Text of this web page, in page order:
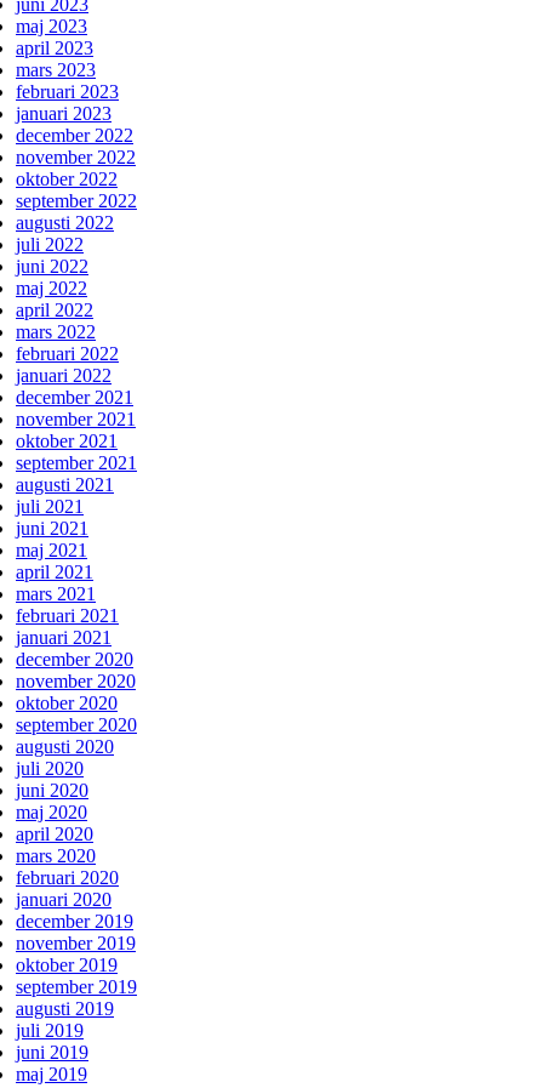
juni 2023
maj 2023
april 2023
mars 2023
februari 2023
januari 2023
december 2022
november 2022
oktober 2022
september 2022
augusti 2022
juli 2022
juni 2022
maj 2022
april 2022
mars 2022
februari 2022
januari 2022
december 2021
november 2021
oktober 2021
september 2021
augusti 2021
juli 2021
juni 2021
maj 2021
april 2021
mars 2021
februari 2021
januari 2021
december 2020
november 2020
oktober 2020
september 2020
augusti 2020
juli 2020
juni 2020
maj 2020
april 2020
mars 2020
februari 2020
januari 2020
december 2019
november 2019
oktober 2019
september 2019
augusti 2019
juli 2019
juni 2019
maj 2019